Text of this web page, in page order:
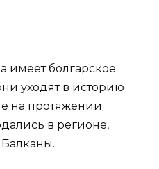
болгарское
уходят в историю
на протяжении
в регионе,